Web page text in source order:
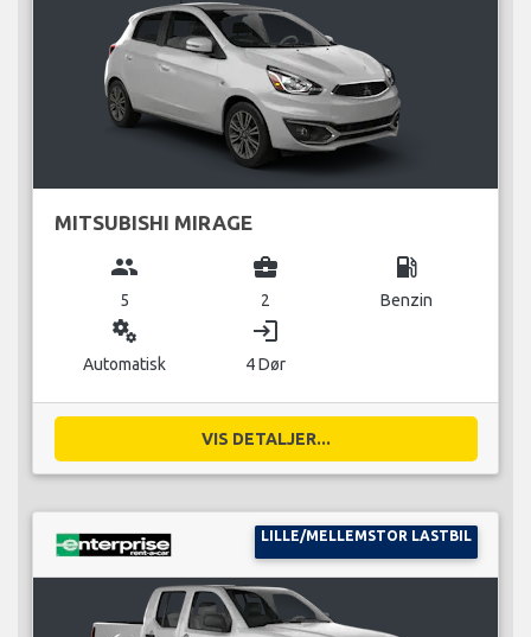
MITSUBISHI MIRAGE
group
5
business_center
2
local_gas_station
Benzin
miscellaneous_services
Automatisk
login
4 Dør
VIS DETALJER...
LILLE/MELLEMSTOR LASTBIL